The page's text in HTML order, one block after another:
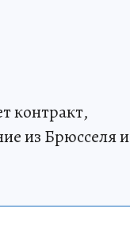
контракт,
из Брюсселя и